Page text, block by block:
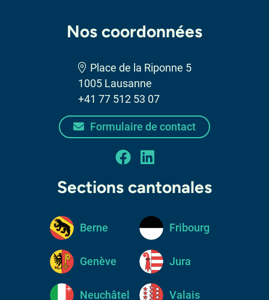
Nos coordonnées
Place de la Riponne 5
1005 Lausanne
+41 77 512 53 07
Formulaire de contact
facebook
linkedin
Sections cantonales
Berne Fribourg
Genève Jura
Neuchâtel Valais